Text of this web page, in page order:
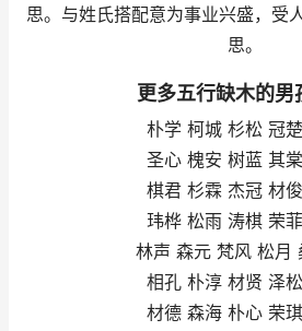
思。与姓氏搭配意为事业兴盛，受
思。
更多五行缺木的男
朴学 柯城 杉松 冠
圣心 槐安 树蓝 其
棋君 杉霖 杰冠 材
玮桦 松雨 涛棋 荣
林声 森元 梵风 松
相孔 朴淳 材贤 泽
材德 森海 朴心 荣